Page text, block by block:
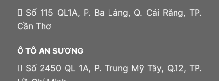
Số 115 QL1A, P. Ba Láng, Q. Cái Răng, TP.
Cần Thơ
Ô TÔ AN SƯƠNG
Số 2450 QL 1A, P. Trung Mỹ Tây, Q.12, TP.